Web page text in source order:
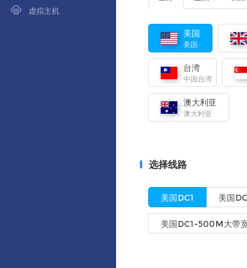
虚拟主机
美国
美国
台湾
中国台湾
澳大利亚
澳大利亚
选择线路
美国DC1 美国
美国DC1-500M大带